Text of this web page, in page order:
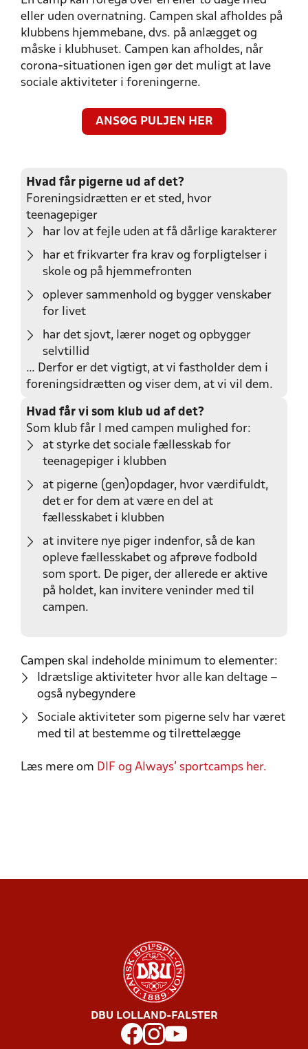
eller uden overnatning. Campen skal afholdes på
klubbens hjemmebane, dvs. på anlægget og
måske i klubhuset. Campen kan afholdes, når
corona-situationen igen gør det muligt at lave
sociale aktiviteter i foreningerne.
ANSØG PULJEN HER
Hvad får pigerne ud af det?
Foreningsidrætten er et sted, hvor
teenagepiger
har lov at fejle uden at få dårlige karakterer
har et frikvarter fra krav og forpligtelser i
skole og på hjemmefronten
oplever sammenhold og bygger venskaber
for livet
har det sjovt, lærer noget og opbygger
selvtillid
… Derfor er det vigtigt, at vi fastholder dem i
foreningsidrætten og viser dem, at vi vil dem.
Hvad får vi som klub ud af det?
Som klub får I med campen mulighed for:
at styrke det sociale fællesskab for
teenagepiger i klubben
at pigerne (gen)opdager, hvor værdifuldt,
det er for dem at være en del at
fællesskabet i klubben
at invitere nye piger indenfor, så de kan
opleve fællesskabet og afprøve fodbold
som sport. De piger, der allerede er aktive
på holdet, kan invitere veninder med til
campen.
Campen skal indeholde minimum to elementer:
Idrætslige aktiviteter hvor alle kan deltage –
også nybegyndere
Sociale aktiviteter som pigerne selv har været
med til at bestemme og tilrettelægge
Læs mere om DIF og Always' sportcamps her.
DBU LOLLAND-FALSTER